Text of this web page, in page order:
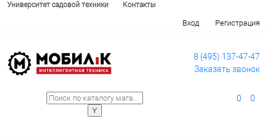
Университет садовой техники Контакты
Вход Регистрация
8 (495) 137-47-47
Заказать звонок
0 0